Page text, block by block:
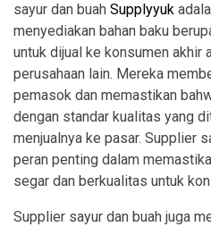
sayur dan buah Supplyyuk
menyediakan bahan baku
untuk dijual ke konsumen akhir
perusahaan lain. Mereka
pemasok dan memastikan
dengan standar kualitas yang
menjualnya ke pasar. Supplier
peran penting dalam
segar dan berkualitas untuk
Supplier sayur dan buah juga